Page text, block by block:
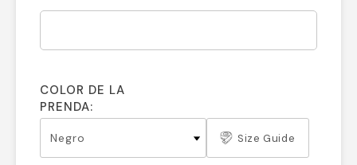
COLOR DE LA
PRENDA:
Size Guide